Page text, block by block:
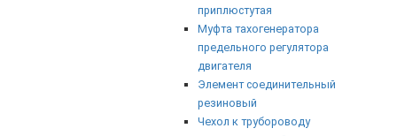
приплюстутая
Муфта тахогенератора
предельного регулятора
двигателя
Элемент соединительный
резиновый
Чехол к трубороводу